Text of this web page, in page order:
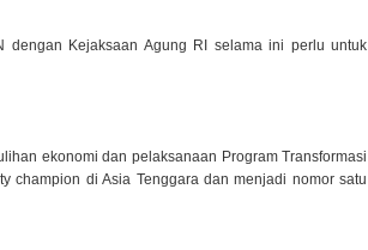
Kejaksaan Agung RI selama ini perlu untuk
ekonomi dan pelaksanaan Program Transformasi
champion di Asia Tenggara dan menjadi nomor satu